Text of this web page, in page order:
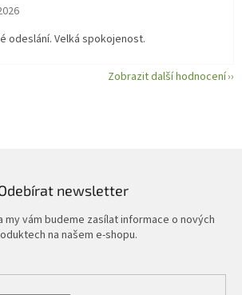
obchodu je 5 z 5 hvězdiček.
odeslání. Velká spokojenost.
Zobrazit další hodnocení
newsletter
my vám budeme zasílat informace o nových
na našem e-shopu.